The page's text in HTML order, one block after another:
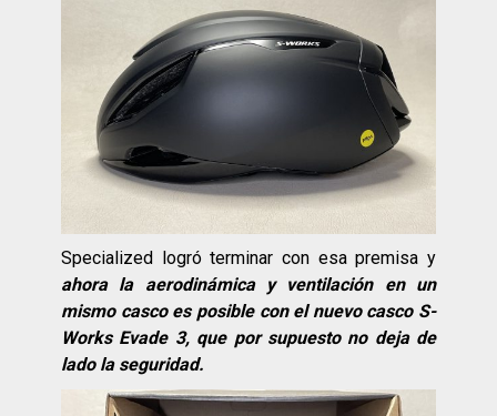
Specialized logró terminar con esa premisa y
ahora la aerodinámica y ventilación en un
mismo casco es posible con el nuevo casco S-
Works Evade 3, que por supuesto no deja de
lado la seguridad.